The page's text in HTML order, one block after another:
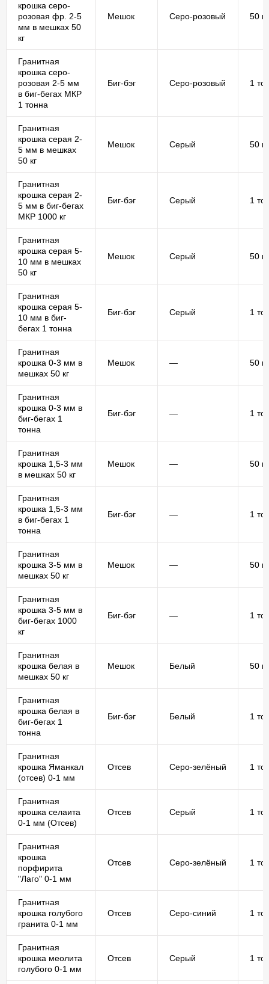
крошка серо-
розовая фр. 2-5
мм в мешках 50
кг
Мешок Серо-розовый 50 кг
Гранитная
крошка серо-
розовая 2-5 мм
в биг-бегах МКР
1 тонна
Биг-бэг Серо-розовый 1
Гранитная
крошка серая 2-
5 мм в мешках
50 кг
Мешок Серый 50 кг
Гранитная
крошка серая 2-
5 мм в биг-бегах
МКР 1000 кг
Биг-бэг Серый 1
Гранитная
крошка серая 5-
10 мм в мешках
50 кг
Мешок Серый 50 кг
Гранитная
крошка серая 5-
10 мм в биг-
бегах 1 тонна
Биг-бэг Серый 1
Гранитная
крошка 0-3 мм в
мешках 50 кг
Мешок — 50 кг
Гранитная
крошка 0-3 мм в
биг-бегах 1
тонна
Биг-бэг — 1
Гранитная
крошка 1,5-3 мм
в мешках 50 кг
Мешок — 50 кг
Гранитная
крошка 1,5-3 мм
в биг-бегах 1
тонна
Биг-бэг — 1
Гранитная
крошка 3-5 мм в
мешках 50 кг
Мешок — 50 кг
Гранитная
крошка 3-5 мм в
биг-бегах 1000
кг
Биг-бэг — 1
Гранитная
крошка белая в
мешках 50 кг
Мешок Белый 50 кг
Гранитная
крошка белая в
биг-бегах 1
тонна
Биг-бэг Белый 1
Гранитная
крошка Яманкал
(отсев) 0-1 мм
Отсев Серо-зелёный 1
Гранитная
крошка селаита
0-1 мм (Отсев)
Отсев Серый 1
Гранитная
крошка
порфирита
"Лаго" 0-1 мм
Отсев Серо-зелёный 1
Гранитная
крошка голубого
гранита 0-1 мм
Отсев Серо-синий 1
Гранитная
крошка меолита
голубого 0-1 мм
Отсев Серый 1